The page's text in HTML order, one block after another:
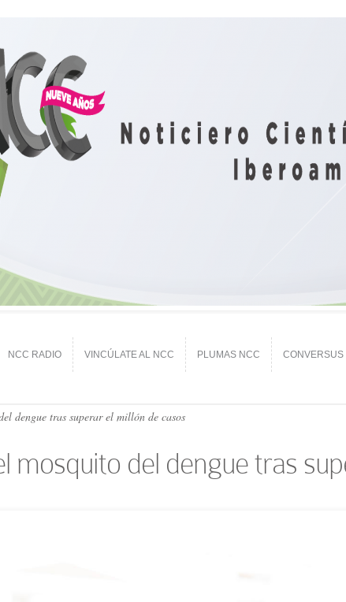
NCC RADIO VINCÚLATE AL NCC PLUMAS NCC CONVERSUS
dengue tras superar el millón de casos
mosquito del dengue tras